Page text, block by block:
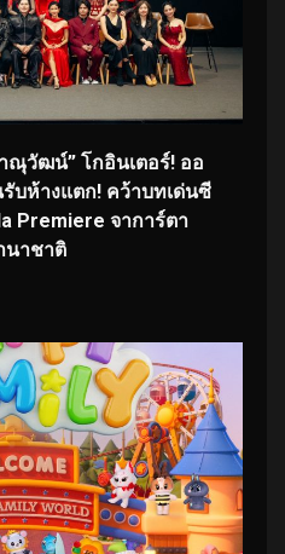
ณุวัฒน์” โกอินเตอร์! ออ
บห้างแตก! คว้าบทเด่นซี
Premiere จาการ์ตา
นาชาติ